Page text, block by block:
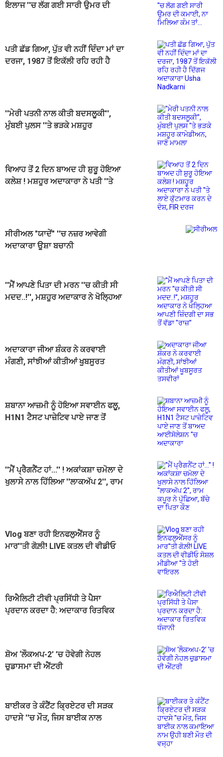
ਇਲਾਜ ''ਚ ਲੱਗ ਗਈ ਸਾਰੀ ਉਮਰ ਦੀ
ਪਤੀ ਛੱਡ ਗਿਆ, ਪੁੱਤ ਵੀ ਨਹੀਂ ਦਿੰਦਾ ਮਾਂ ਦਾ
ਦਰਜਾ, 1987 ਤੋਂ ਇਕੱਲੀ ਰਹਿ ਰਹੀ ਹੈ
''ਮੇਰੀ ਪਤਨੀ ਨਾਲ ਕੀਤੀ ਬਦਸਲੂਕੀ'',
ਮੁੰਬਈ ਪੁਲਸ ''ਤੇ ਭੜਕੇ ਮਸ਼ਹੂਰ
ਵਿਆਹ ਤੋਂ 2 ਦਿਨ ਬਾਅਦ ਹੀ ਸ਼ੁਰੂ ਹੋਇਆ
ਕਲੇਸ਼ ! ਮਸ਼ਹੂਰ ਅਦਾਕਾਰਾ ਨੇ ਪਤੀ ''ਤੇ
ਸੀਰੀਅਲ "ਯਾਦੇਂ" ''ਚ ਨਜ਼ਰ ਆਵੇਗੀ
ਅਦਾਕਾਰਾ ਊਸ਼ਾ ਬਚਾਨੀ
''ਮੈਂ ਆਪਣੇ ਪਿਤਾ ਦੀ ਮਰਨ ''ਚ ਕੀਤੀ ਸੀ
ਮਦਦ..!'', ਮਸ਼ਹੂਰ ਅਦਾਕਾਰ ਨੇ ਖੋਲ੍ਹਿਆ
ਅਦਾਕਾਰਾ ਜੀਆ ਸ਼ੰਕਰ ਨੇ ਕਰਵਾਈ
ਮੰਗਣੀ, ਸਾਂਝੀਆਂ ਕੀਤੀਆਂ ਖੂਬਸੂਰਤ
ਸ਼ਬਾਨਾ ਆਜ਼ਮੀ ਨੂੰ ਹੋਇਆ ਸਵਾਈਨ ਫਲੂ,
H1N1 ਟੈਸਟ ਪਾਜ਼ੇਟਿਵ ਪਾਏ ਜਾਣ ਤੋਂ
''ਮੈਂ ਪ੍ਰੈਗਨੈਂਟ ਹਾਂ...'' ! ਅਕਾਂਕਸ਼ਾ ਚਮੋਲਾ ਦੇ
ਖੁਲਾਸੇ ਨਾਲ ਹਿੱਲਿਆ ''ਲਾਕਅੱਪ 2'', ਰਾਮ
Vlog ਬਣਾ ਰਹੀ ਇਨਫਲੁਐਂਸਰ ਨੂੰ
ਮਾਰ''ਤੀ ਗੋਲ਼ੀ! LIVE ਕਤਲ ਦੀ ਵੀਡੀਓ
ਰਿਐਲਿਟੀ ਟੀਵੀ ਪ੍ਰਸਿੱਧੀ ਤੇ ਪੈਸਾ
ਪ੍ਰਦਾਨ ਕਰਦਾ ਹੈ: ਅਦਾਕਾਰ ਰਿਤਵਿਕ
ਸ਼ੋਅ ‘ਲੌਕਅਪ-2’ ’ਚ ਹੋਵੇਗੀ ਨੇਹਲ
ਚੁਡਾਸਮਾ ਦੀ ਐਂਟਰੀ
ਬਾਈਕਰ ਤੇ ਕੰਟੈਂਟ ਕ੍ਰਿਏਟਰ ਦੀ ਸੜਕ
ਹਾਦਸੇ ''ਚ ਮੌਤ, ਜਿਸ ਬਾਈਕ ਨਾਲ